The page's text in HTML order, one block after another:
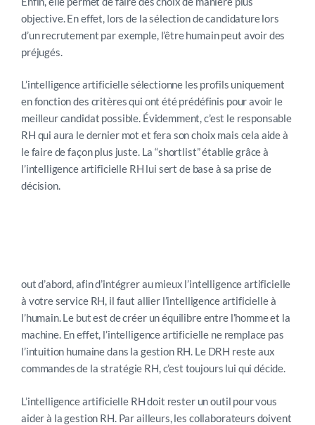
objective. En effet, lors de la sélection de candidature lors
d’un recrutement par exemple, l’être humain peut avoir des
préjugés.
L’intelligence artificielle sélectionne les profils uniquement
en fonction des critères qui ont été prédéfinis pour avoir le
meilleur candidat possible. Évidemment, c’est le responsable
RH qui aura le dernier mot et fera son choix mais cela aide à
le faire de façon plus juste. La “shortlist” établie grâce à
l’intelligence artificielle RH lui sert de base à sa prise de
décision.
out d’abord, afin d’intégrer au mieux l’intelligence artificielle
à votre service RH, il faut allier l’intelligence artificielle à
l’humain. Le but est de créer un équilibre entre l’homme et la
machine. En effet, l’intelligence artificielle ne remplace pas
l’intuition humaine dans la gestion RH. Le DRH reste aux
commandes de la stratégie RH, c’est toujours lui qui décide.
L’intelligence artificielle RH doit rester un outil pour vous
aider à la gestion RH. Par ailleurs, les collaborateurs doivent